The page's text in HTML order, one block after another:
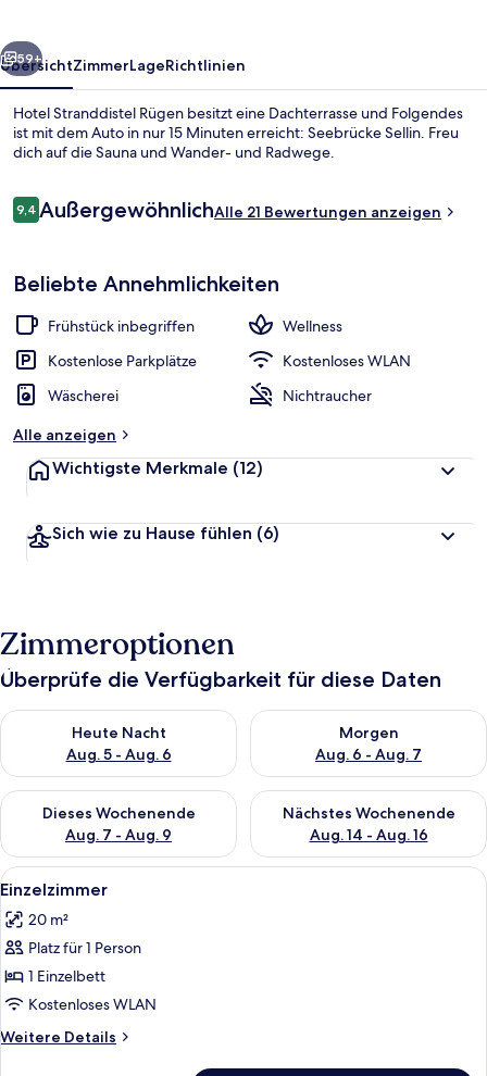
Balkon
Weiter
59+
ÜbersichtZimmerLageRichtlinien
Hotel Stranddistel Rügen besitzt eine Dachterrasse und Folgendes
ist mit dem Auto in nur 15 Minuten erreicht: Seebrücke Sellin. Freu
dich auf die Sauna und Wander- und Radwege.
Bewertungen
9,49,4 von 10.
AußergewöhnlichAlle 21 Bewertungen anzeigen
Beliebte Annehmlichkeiten
Frühstück inbegriffen
Wellness
Kostenlose Parkplätze
Kostenloses WLAN
Wäscherei
Nichtraucher
Alle anzeigen
Wichtigste Merkmale (12)
Sich wie zu Hause fühlen (6)
Zimmeroptionen
Überprüfe die Verfügbarkeit für diese Daten
Heute Nacht
Aug. 5 - Aug. 6
Überprüfe die Verfügbarkeit für heute Nacht, Aug. 5 - Aug. 6.
Morgen
Aug. 6 - Aug. 7
Überprüfe die Verfügbarkeit
Dieses Wochenende
Aug. 7 - Aug. 9
Überprüfe die Verfügbarkeit für dieses Wochenende, Aug. 7
Nächstes Wochenende
Aug. 14 - Aug. 16
Überprüfe die Verfügbarkeit
Alle
Fotos
für
Einzelzimmer
anzeigen
Einzelzimmer | Wohnbereich |
2
Einzelzimmer
20 m²
Platz für 1 Person
1 Einzelbett
Kostenloses WLAN
Weitere Details
Weitere